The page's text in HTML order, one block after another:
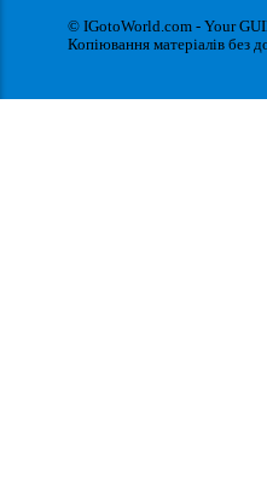
© IGotoWorld.com - Your
Копіювання матеріалів без